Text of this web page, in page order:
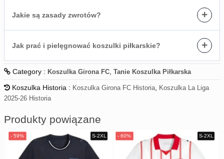
Jakie są zasady zwrotów? +
Jak prać i pielęgnować koszulki piłkarskie? +
Category : Koszulka Girona FC, Tanie Koszulka Piłkarska
Koszulka Historia : Koszulka Girona FC Historia, Koszulka La Liga
2025-26 Historia
Produkty powiązane